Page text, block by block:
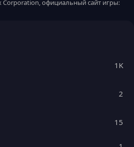
Corporation, официальный сайт игры:
1K
2
15